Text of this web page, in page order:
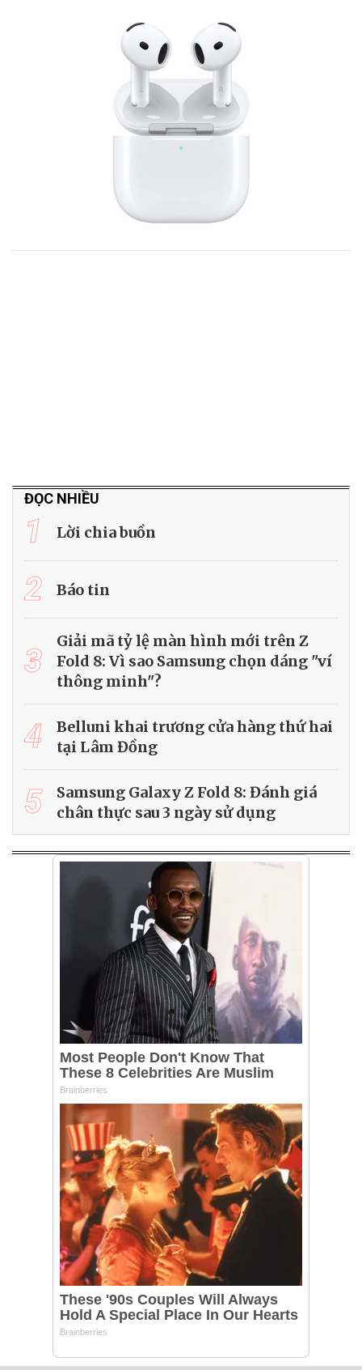
ĐỌC NHIỀU
1 Lời chia buồn
2 Báo tin
3
Giải mã tỷ lệ màn hình mới trên Z
Fold 8: Vì sao Samsung chọn dáng "ví
thông minh"?
4
Belluni khai trương cửa hàng thứ hai
tại Lâm Đồng
5
Samsung Galaxy Z Fold 8: Đánh giá
chân thực sau 3 ngày sử dụng